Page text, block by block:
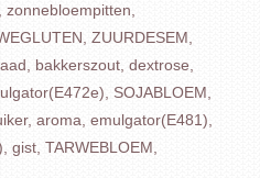
zonnebloempitten,
ZUURDESEM,
bakkerszout, dextrose,
SOJABLOEM,
aroma, emulgator(E481),
gist, TARWEBLOEM,